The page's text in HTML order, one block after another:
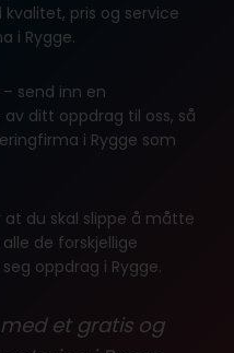
pris og service
i Rygge.
send inn en
ditt oppdrag til oss, så
i Rygge som
at du skal slippe å måtte
de forskjellige
oppdrag i Rygge.
et gratis og